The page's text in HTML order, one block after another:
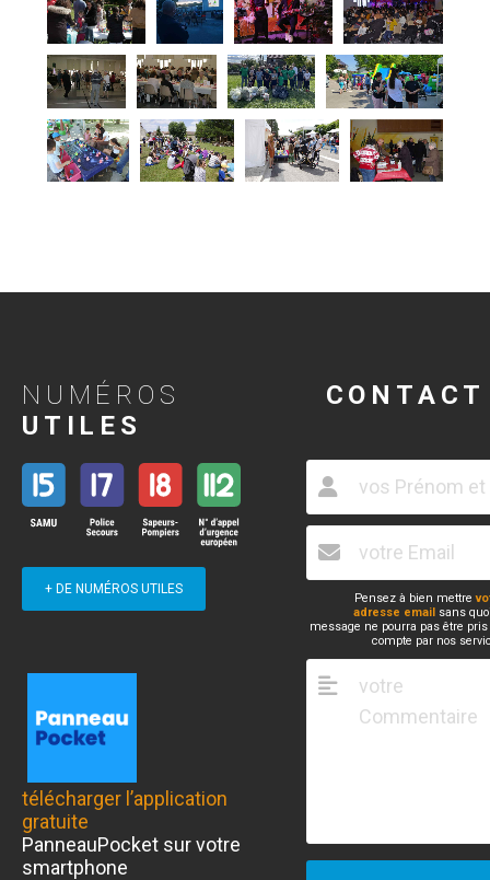
NUMÉROS
UTILES
+ DE NUMÉROS UTILES
télécharger l’application
gratuite
PanneauPocket sur votre
smartphone
CONTACT
Pensez à bien mettre
adresse email sans
message ne pourra pas être
compte par nos